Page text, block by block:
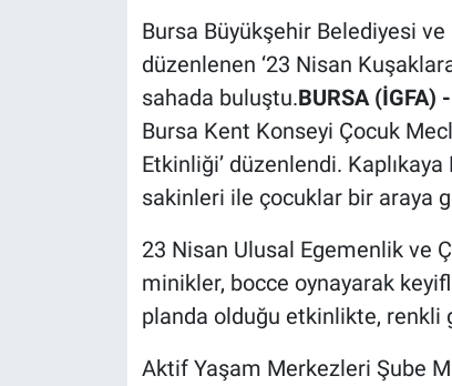
Bursa Büyükşehir Belediyesi
düzenlenen ‘23 Nisan
sahada buluştu.BURSA (İGFA) -
Bursa Kent Konseyi Çocuk
Etkinliği’ düzenlendi.
sakinleri ile çocuklar bir araya
23 Nisan Ulusal Egemenlik ve
minikler, bocce oynayarak
planda olduğu etkinlikte, renkli
Aktif Yaşam Merkezleri Şube